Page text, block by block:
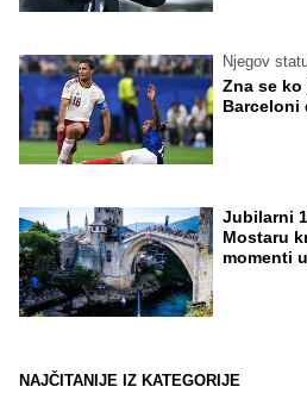
Njegov
Zna se
Barceloni
Jubilarni
Mostaru
momenti
NAJČITANIJE IZ KATEGORIJE